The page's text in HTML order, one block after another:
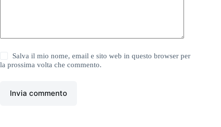
Salva il mio nome, email e sito web in questo browser per
la prossima volta che commento.
Invia commento